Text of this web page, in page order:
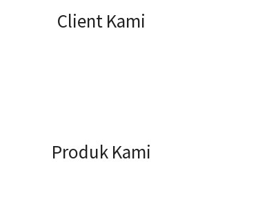
Client Kami
Produk Kami